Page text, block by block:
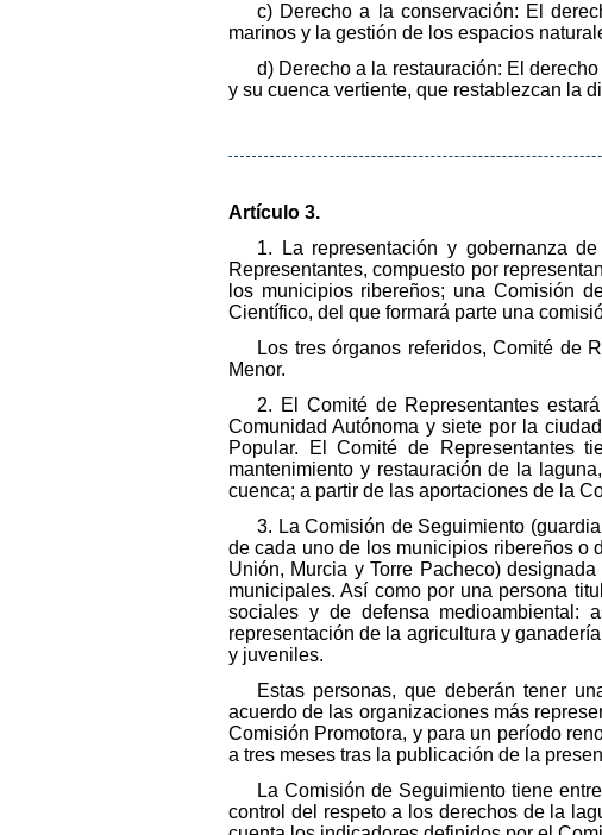
c) Derecho a la conservación: El
marinos y la gestión de los espacios
d) Derecho a la restauración: El
y su cuenca vertiente, que restablezcan la
Artículo 3.
1. La representación y gobernanza
Representantes, compuesto por
los municipios ribereños; una Comisión
Científico, del que formará parte una
Los tres órganos referidos, Comité de
Menor.
2. El Comité de Representantes
Comunidad Autónoma y siete por la
Popular. El Comité de Representantes
mantenimiento y restauración de la
cuenca; a partir de las aportaciones de la
3. La Comisión de Seguimiento
de cada uno de los municipios ribereños o
Unión, Murcia y Torre Pacheco)
municipales. Así como por una persona
sociales y de defensa medioambiental:
representación de la agricultura y
y juveniles.
Estas personas, que deberán tener
acuerdo de las organizaciones más
Comisión Promotora, y para un período
a tres meses tras la publicación de la
La Comisión de Seguimiento tiene
control del respeto a los derechos de la